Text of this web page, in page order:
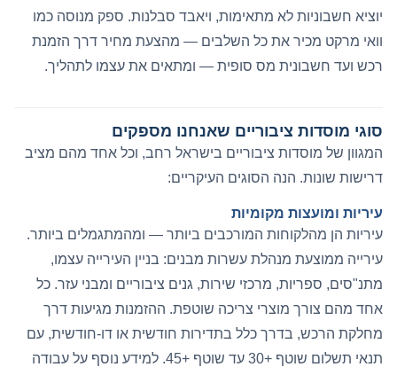
יוציא חשבוניות לא מתאימות, ויאבד סבלנות. ספק מנוסה כמו
וואי מרקט מכיר את כל השלבים — מהצעת מחיר דרך הזמנת
רכש ועד חשבונית מס סופית — ומתאים את עצמו לתהליך.
סוגי מוסדות ציבוריים שאנחנו מספקים
המגוון של מוסדות ציבוריים בישראל רחב, וכל אחד מהם מציב
דרישות שונות. הנה הסוגים העיקריים:
עיריות ומועצות מקומיות
עיריות הן מהלקוחות המורכבים ביותר — ומהמתגמלים ביותר.
עירייה ממוצעת מנהלת עשרות מבנים: בניין העירייה עצמו,
מתנ"סים, ספריות, מרכזי שירות, גנים ציבוריים ומבני עזר. כל
אחד מהם צורך מוצרי צריכה שוטפת. ההזמנות מגיעות דרך
מחלקת הרכש, בדרך כלל בתדירות חודשית או דו-חודשית, עם
תנאי תשלום שוטף +30 עד שוטף +45. למידע נוסף על עבודה